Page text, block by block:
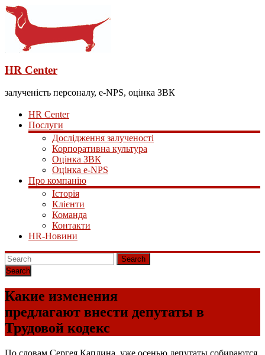
HR Center
залученість персоналу, e-NPS, оцінка ЗВК
HR Center
Послуги
Дослідження залученості
Корпоративна культура
Оцінка ЗВК
Оцінка e-NPS
Про компанію
Історія
Клієнти
Команда
Контакти
HR-Новини
Search
Какие изменения
предлагают внести депутаты в
Трудовой кодекс
По словам Сергея Каплина, уже осенью депутаты собираются